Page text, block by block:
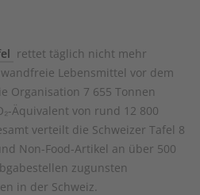
rettet täglich nicht mehr
Lebensmittel vor dem
Organisation 7 655 Tonnen
Äquivalent von rund 12 800
verteilt die Schweizer Tafel 8
Non-Food-Artikel an über 500
zugunsten
in der Schweiz.